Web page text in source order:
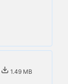
1.49 MB